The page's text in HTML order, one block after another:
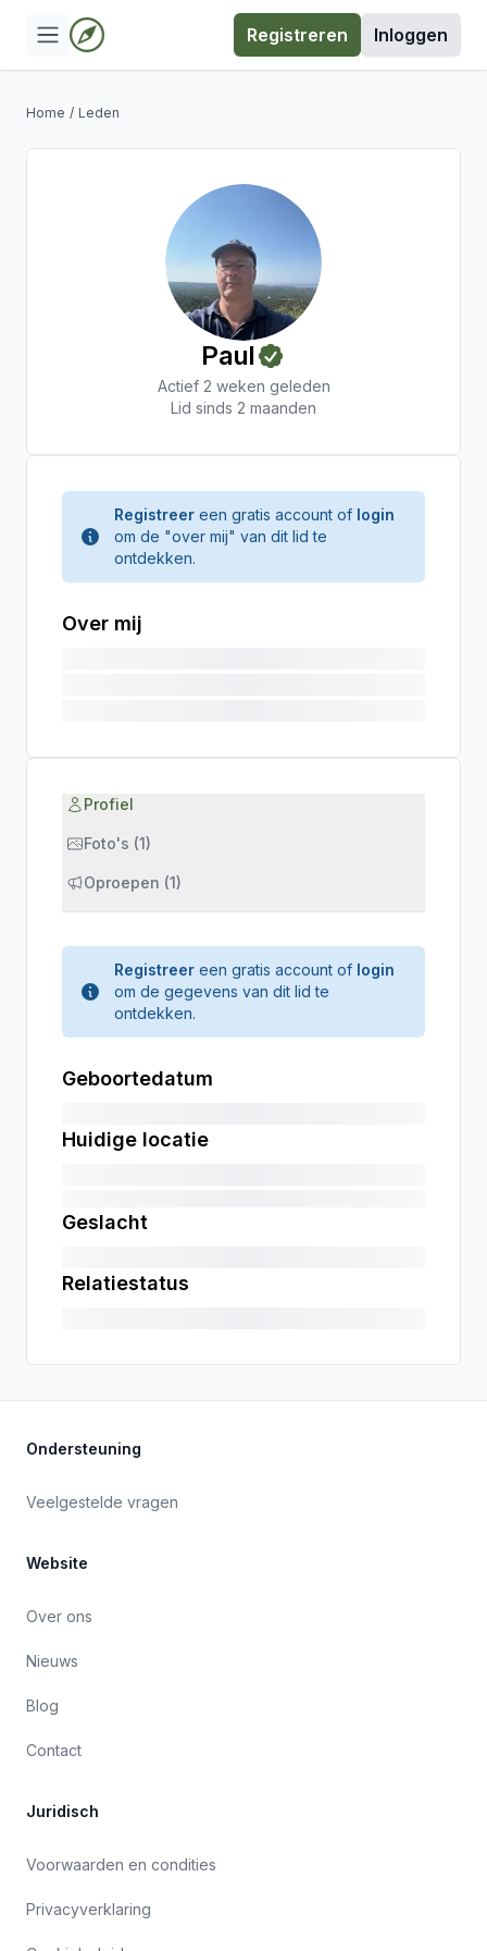
Registreren Inloggen
Home / Leden
Paul
Actief 2 weken geleden
Lid sinds 2 maanden
Registreer een gratis account of login
om de "over mij" van dit lid te
ontdekken.
Over mij
Profiel
Foto's (1)
Oproepen (1)
Registreer een gratis account of login
om de gegevens van dit lid te
ontdekken.
Geboortedatum
Huidige locatie
Geslacht
Relatiestatus
Ondersteuning
Veelgestelde vragen
Website
Over ons
Nieuws
Blog
Contact
Juridisch
Voorwaarden en condities
Privacyverklaring